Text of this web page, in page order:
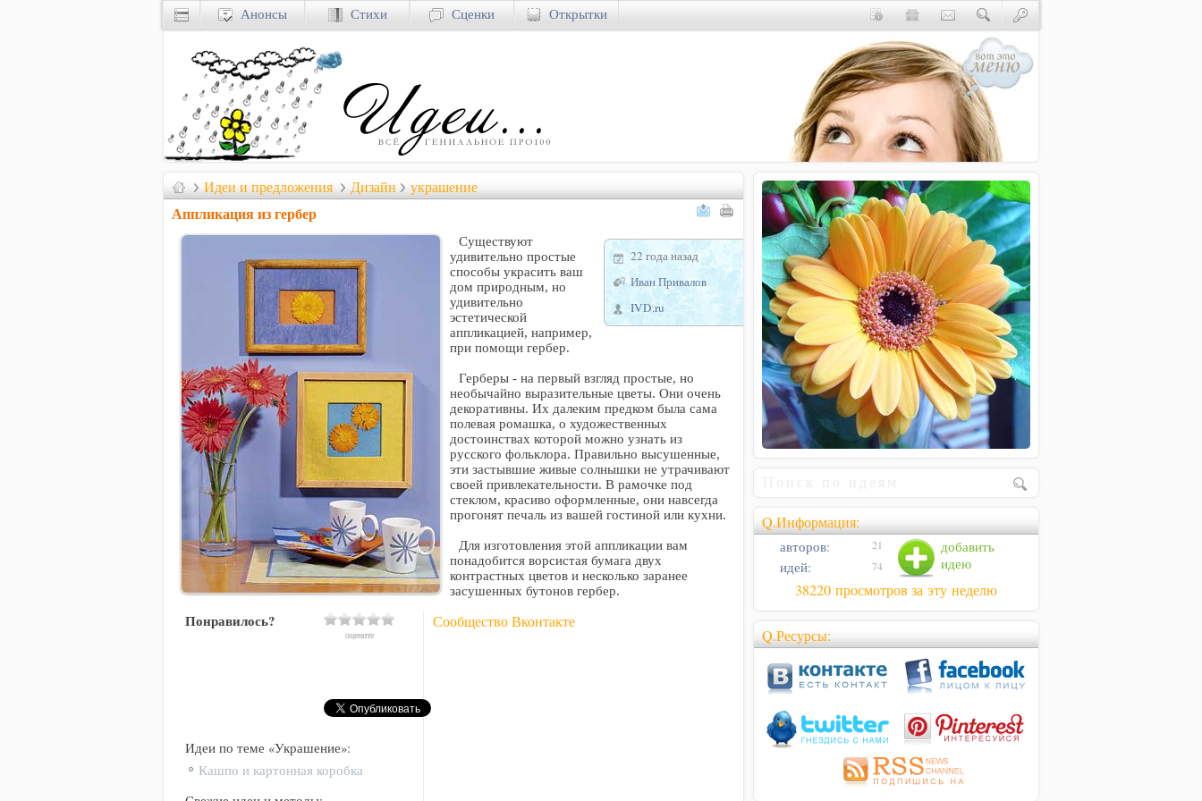
Идеи и предложения Дизайн украшение
Аппликация из гербер
22 года назад
Иван Привалов
IVD.ru
Существуют
удивительно простые
способы украсить ваш
дом природным, но
удивительно
эстетической
аппликацией, например,
при помощи гербер.
Герберы - на первый взгляд простые, но
необычайно выразительные цветы. Они очень
декоративны. Их далеким предком была сама
полевая ромашка, о художественных
достоинствах которой можно узнать из
русского фольклора. Правильно высушенные,
эти застывшие живые солнышки не утрачивают
своей привлекательности. В рамочке под
стеклом, красиво оформленные, они навсегда
прогонят печаль из вашей гостиной или кухни.
Для изготовления этой аппликации вам
понадобится ворсистая бумага двух
контрастных цветов и несколько заранее
засушенных бутонов гербер.
Сообщество Вконтакте
Понравилось?
оцените
Идеи по теме «Украшение»:
Кашпо и картонная коробка
Q.Информация:
добавить
идею
авторов: 21
идей: 74
38220 просмотров за эту неделю
Q.Ресурсы:
Анонсы Стихи Сценки Открытки